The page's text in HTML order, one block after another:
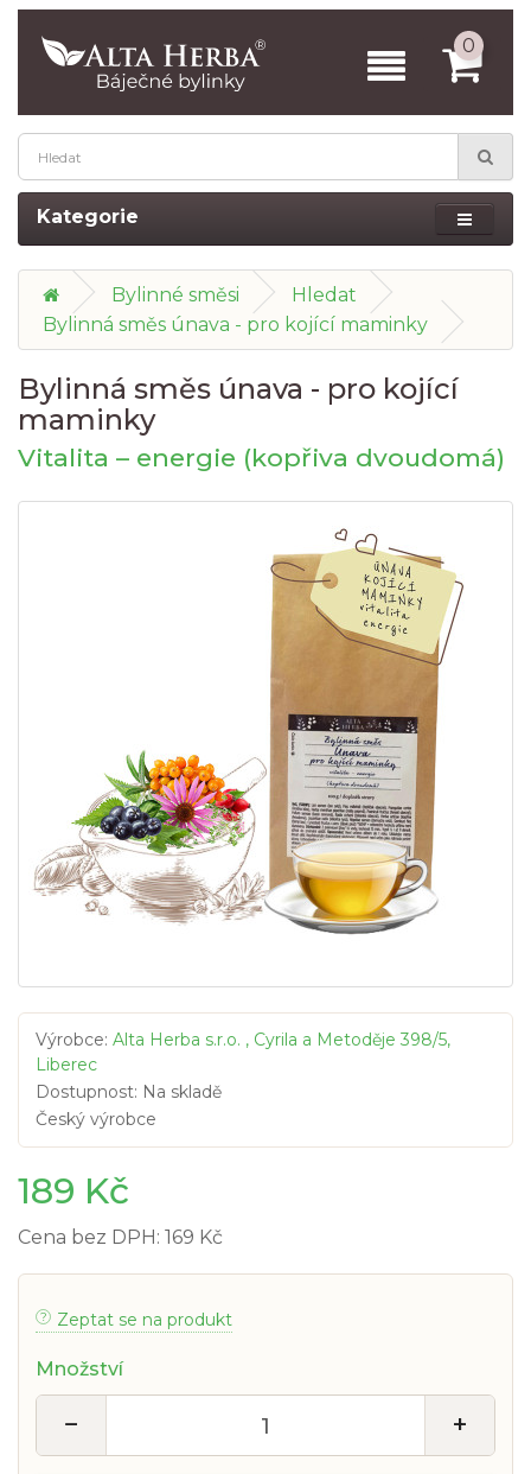
0
Kategorie
Bylinné směsi
Hledat
Bylinná směs únava - pro kojící maminky
Bylinná směs únava - pro kojící
maminky
Vitalita – energie (kopřiva dvoudomá)
Výrobce: Alta Herba s.r.o. , Cyrila a Metoděje 398/5,
Liberec
Dostupnost: Na skladě
Český výrobce
189 Kč
Cena bez DPH: 169 Kč
Zeptat se na produkt
Množství
− +